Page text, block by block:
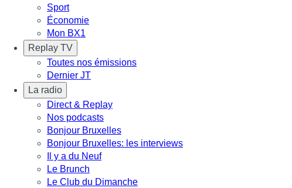
Sport
Économie
Mon BX1
Replay TV
Toutes nos émissions
Dernier JT
La radio
Direct & Replay
Nos podcasts
Bonjour Bruxelles
Bonjour Bruxelles: les interviews
Il y a du Neuf
Le Brunch
Le Club du Dimanche